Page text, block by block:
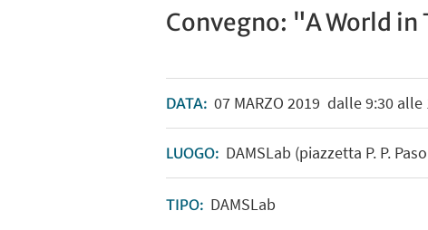
Convegno: "A World
DATA: 07MARZO 2019 dalle 9:30 alle
LUOGO: DAMSLab (piazzetta P. P.
TIPO: DAMSLab